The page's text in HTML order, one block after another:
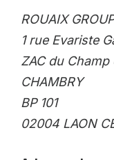
ROUAIX
1 rue Evariste
ZAC du Champ
CHAMBRY
BP 101
02004 LAON